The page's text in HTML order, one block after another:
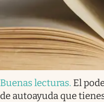
Buenas lecturas. El
de autoayuda que